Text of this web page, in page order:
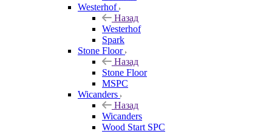
Westerhof
Назад
Westerhof
Spark
Stone Floor
Назад
Stone Floor
MSPC
Wicanders
Назад
Wicanders
Wood Start SPC